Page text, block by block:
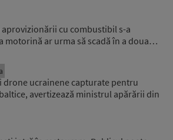
cu combustibil s-a
motorină ar urma să scadă în a doua…
drone ucrainene capturate pentru
avertizează ministrul apărării din